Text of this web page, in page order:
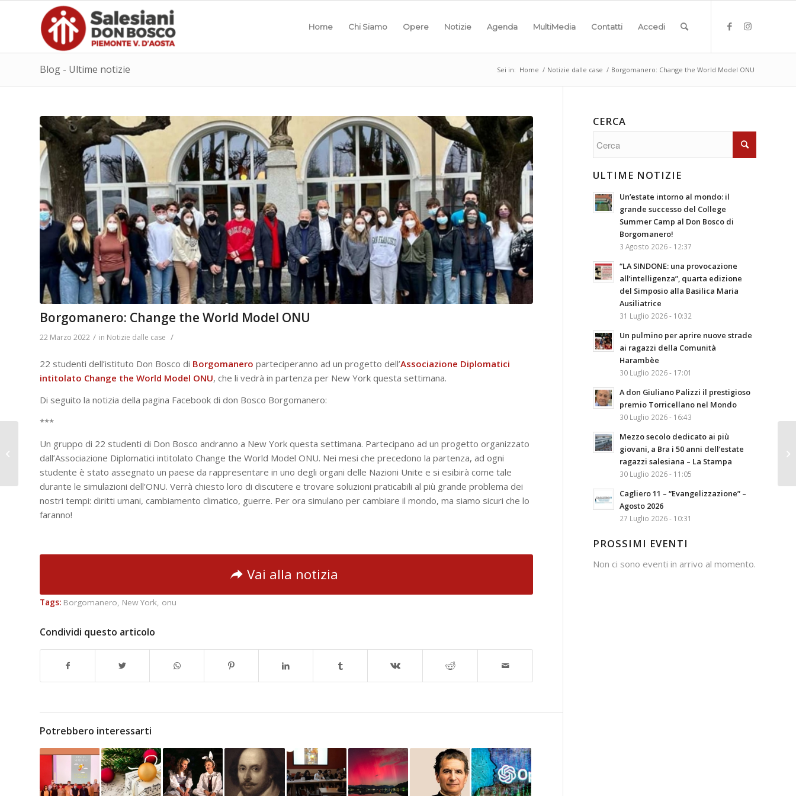
Home Chi Siamo Opere Notizie Agenda MultiMedia Contatti Accedi
Blog - Ultime notizie Sei in: Home / Notizie dalle case / Borgomanero: Change the World Model ONU
Borgomanero: Change the World Model ONU
22 Marzo 2022 / in Notizie dalle case /
22 studenti dell’istituto Don Bosco di Borgomanero parteciperanno ad un progetto dell’Associazione Diplomatici
intitolato Change the World Model ONU, che li vedrà in partenza per New York questa settimana.
Di seguito la notizia della pagina Facebook di don Bosco Borgomanero:
***
Un gruppo di 22 studenti di Don Bosco andranno a New York questa settimana. Partecipano ad un progetto organizzato
dall’Associazione Diplomatici intitolato Change the World Model ONU. Nei mesi che precedono la partenza, ad ogni
studente è stato assegnato un paese da rappresentare in uno degli organi delle Nazioni Unite e si esibirà come tale
durante le simulazioni dell’ONU. Verrà chiesto loro di discutere e trovare soluzioni praticabili al più grande problema dei
nostri tempi: diritti umani, cambiamento climatico, guerre. Per ora simulano per cambiare il mondo, ma siamo sicuri che lo
faranno!
Vai alla notizia
Tags: Borgomanero, New York, onu
Condividi questo articolo
Potrebbero interessarti
CERCA
ULTIME NOTIZIE
Un’estate intorno al mondo: il
grande successo del College
Summer Camp al Don Bosco di
Borgomanero!
3 Agosto 2026 - 12:37
“LA SINDONE: una provocazione
all’intelligenza”, quarta edizione
del Simposio alla Basilica Maria
Ausiliatrice
31 Luglio 2026 - 10:32
Un pulmino per aprire nuove strade
ai ragazzi della Comunità
Harambèe
30 Luglio 2026 - 17:01
A don Giuliano Palizzi il prestigioso
premio Torricellano nel Mondo
30 Luglio 2026 - 16:43
Mezzo secolo dedicato ai più
giovani, a Bra i 50 anni dell’estate
ragazzi salesiana – La Stampa
30 Luglio 2026 - 11:05
Cagliero 11 – “Evangelizzazione” –
Agosto 2026
27 Luglio 2026 - 10:31
PROSSIMI EVENTI
Non ci sono eventi in arrivo al momento.
Suffragio don
Ambrogio SALA